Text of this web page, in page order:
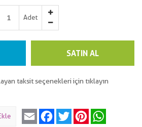
Adet
SATIN AL
taksit seçenekleri için tıklayın
Email Facebook
Twitter Pinterest